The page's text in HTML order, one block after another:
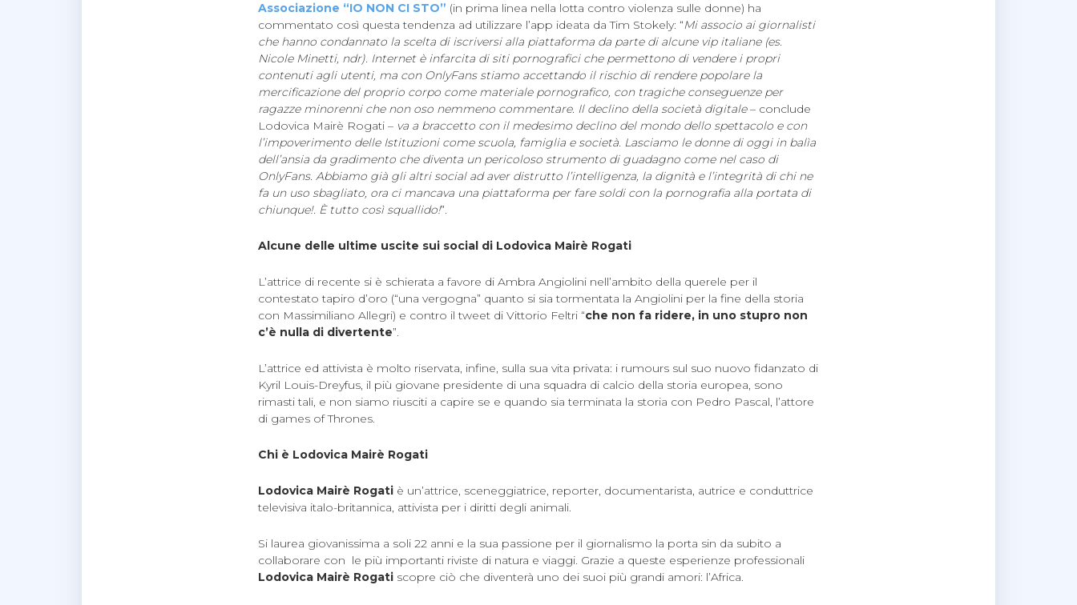
Associazione “IO NON CI STO” (in prima linea nella lotta contro violenza sulle donne) ha
commentato così questa tendenza ad utilizzare l’app ideata da Tim Stokely: “Mi associo ai giornalisti
che hanno condannato la scelta di iscriversi alla piattaforma da parte di alcune vip italiane (es.
Nicole Minetti, ndr). Internet è infarcita di siti pornografici che permettono di vendere i propri
contenuti agli utenti, ma con OnlyFans stiamo accettando il rischio di rendere popolare la
mercificazione del proprio corpo come materiale pornografico, con tragiche conseguenze per
ragazze minorenni che non oso nemmeno commentare. Il declino della società digitale– conclude
Lodovica Mairè Rogati – va a braccetto con il medesimo declino del mondo dello spettacolo e con
l’impoverimento delle Istituzioni come scuola, famiglia e società. Lasciamo le donne di oggi in balìa
dell’ansia da gradimento che diventa un pericoloso strumento di guadagno come nel caso di
OnlyFans. Abbiamo già gli altri social ad aver distrutto l’intelligenza, la dignità e l’integrità di chi ne
fa un uso sbagliato, ora ci mancava una piattaforma per fare soldi con la pornografia alla portata di
chiunque!. È tutto così squallido!”.
Alcune delle ultime uscite sui social di Lodovica Mairè Rogati
L’attrice di recente si è schierata a favore di Ambra Angiolini nell’ambito della querele per il
contestato tapiro d’oro (“una vergogna” quanto si sia tormentata la Angiolini per la fine della storia
con Massimiliano Allegri) e contro il tweet di Vittorio Feltri “che non fa ridere, in uno stupro non
c’è nulla di divertente”.
L’attrice ed attivista è molto riservata, infine, sulla sua vita privata: i rumours sul suo nuovo fidanzato di
Kyril Louis-Dreyfus, il più giovane presidente di una squadra di calcio della storia europea, sono
rimasti tali, e non siamo riusciti a capire se e quando sia terminata la storia con Pedro Pascal, l’attore
di games of Thrones.
Chi è Lodovica Mairè Rogati
Lodovica Mairè Rogati è un’attrice, sceneggiatrice, reporter, documentarista, autrice e conduttrice
televisiva italo-britannica, attivista per i diritti degli animali.
Si laurea giovanissima a soli 22 anni e la sua passione per il giornalismo la porta sin da subito a
collaborare con le più importanti riviste di natura e viaggi. Grazie a queste esperienze professionali
Lodovica Mairè Rogati scopre ciò che diventerà uno dei suoi più grandi amori: l’Africa.